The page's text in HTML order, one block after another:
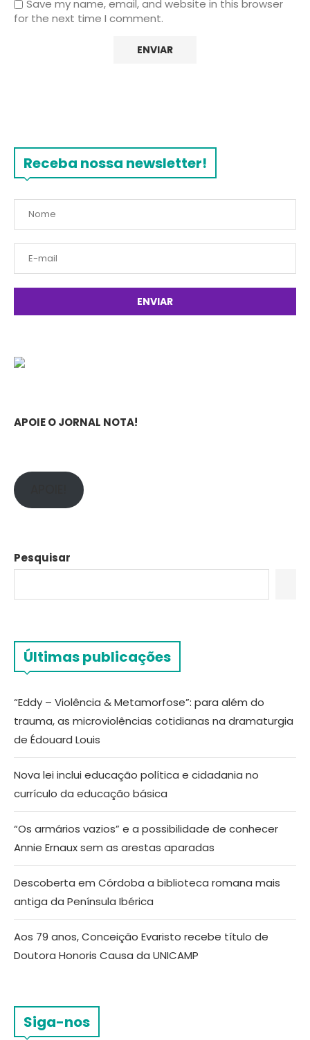
Save my name, email, and website in this browser
for the next time I comment.
Receba nossa newsletter!
APOIE O JORNAL NOTA!
Pesquisar
Últimas publicações
“Eddy – Violência & Metamorfose”: para além do
trauma, as microviolências cotidianas na dramaturgia
de Édouard Louis
Nova lei inclui educação política e cidadania no
currículo da educação básica
“Os armários vazios” e a possibilidade de conhecer
Annie Ernaux sem as arestas aparadas
Descoberta em Córdoba a biblioteca romana mais
antiga da Península Ibérica
Aos 79 anos, Conceição Evaristo recebe título de
Doutora Honoris Causa da UNICAMP
Siga-nos